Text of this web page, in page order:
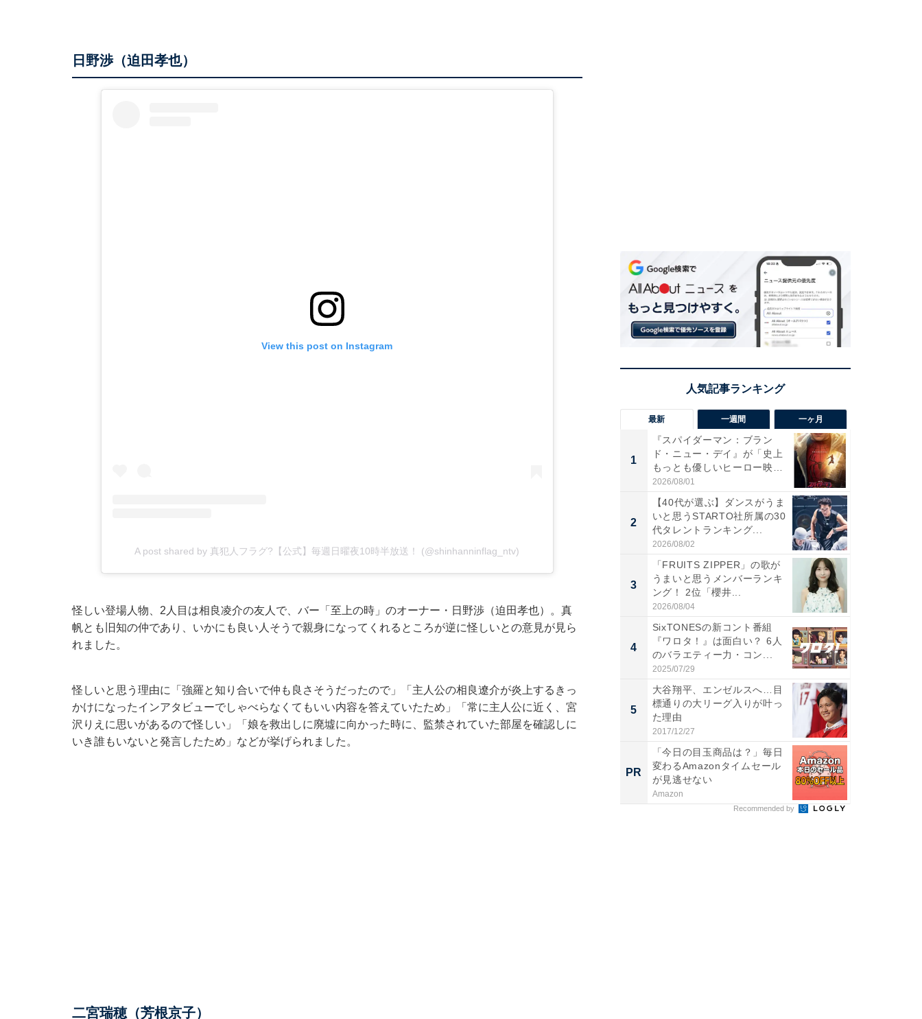
日野渉（迫田孝也）
View this post on Instagram
A post shared by 真犯人フラグ?【公式】毎週日曜夜10時半放送！ (@shinhanninflag_ntv)
怪しい登場人物、2人目は相良凌介の友人で、バー「至上の時」のオーナー・日野渉（迫田孝也）。真
帆とも旧知の仲であり、いかにも良い人そうで親身になってくれるところが逆に怪しいとの意見が見ら
れました。
怪しいと思う理由に「強羅と知り合いで仲も良さそうだったので」「主人公の相良遼介が炎上するきっ
かけになったインアタビューでしゃべらなくてもいい内容を答えていたため」「常に主人公に近く、宮
沢りえに思いがあるので怪しい」「娘を救出しに廃墟に向かった時に、監禁されていた部屋を確認しに
いき誰もいないと発言したため」などが挙げられました。
二宮瑞穂（芳根京子）
最新 一週間 一ヶ月
1
『スパイダーマン：ブラン
ド・ニュー・デイ』が「史上
もっとも優しいヒーロー映
画」に...
2026/08/01
2
【40代が選ぶ】ダンスがうま
いと思うSTARTO社所属の30
代タレントランキング...
2026/08/02
3
「FRUITS ZIPPER」の歌が
うまいと思うメンバーランキ
ング！ 2位「櫻井...
2026/08/04
4
SixTONESの新コント番組
『ワロタ！』は面白い？ 6人
のバラエティー力・コン...
2025/07/29
5
大谷翔平、エンゼルスへ…目
標通りの大リーグ入りが叶っ
た理由
2017/12/27
PR
「今日の目玉商品は？」毎日
変わるAmazonタイムセール
が見逃せない
Amazon
Recommended by